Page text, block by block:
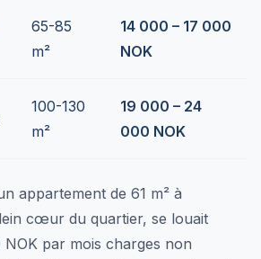
65-85
m²
14 000 – 17 000
NOK
100-130
m²
19 000 – 24
000 NOK
appartement de 61 m² à
cœur du quartier, se louait
NOK par mois charges non